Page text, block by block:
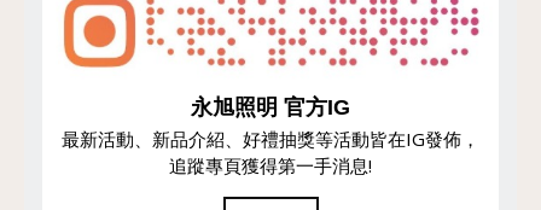
永旭照明 官方IG
最新活動、新品介紹、好禮抽獎等活動皆在IG發佈，
追蹤專頁獲得第一手消息!